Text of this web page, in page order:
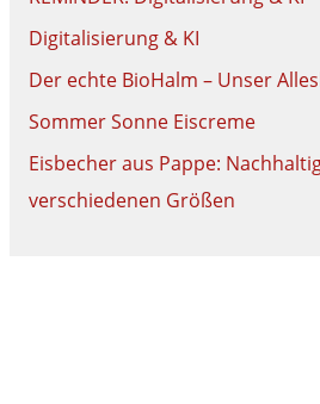
Digitalisierung & KI
Der echte BioHalm – Unser
Sommer Sonne Eiscreme
Eisbecher aus Pappe:
verschiedenen Größen